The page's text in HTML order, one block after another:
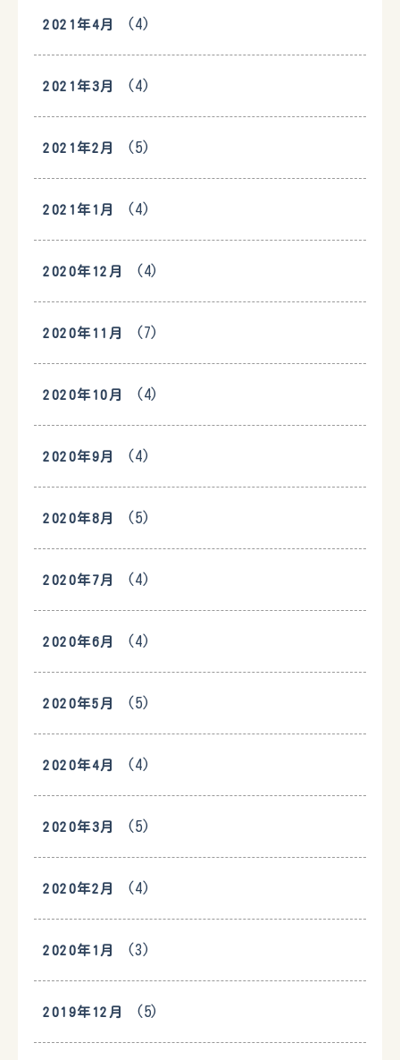
2021年4月 (4)
2021年3月 (4)
2021年2月 (5)
2021年1月 (4)
2020年12月 (4)
2020年11月 (7)
2020年10月 (4)
2020年9月 (4)
2020年8月 (5)
2020年7月 (4)
2020年6月 (4)
2020年5月 (5)
2020年4月 (4)
2020年3月 (5)
2020年2月 (4)
2020年1月 (3)
2019年12月 (5)